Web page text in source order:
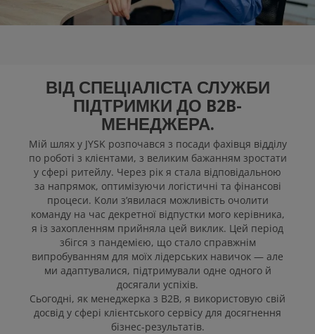
JYSK SUOMI ON
GREAT PLACE TO
Відкриті вакансії
ВІД СПЕЦІАЛІСТА СЛУЖБИ
ПІДТРИМКИ ДО B2B-
МЕНЕДЖЕРА.
Мій шлях у JYSK розпочався з посади фахівця відділу
по роботі з клієнтами, з великим бажанням зростати
у сфері ритейлу. Через рік я стала відповідальною
за напрямок, оптимізуючи логістичні та фінансові
процеси. Коли з’явилася можливість очолити
команду на час декретної відпустки мого керівника,
я із захопленням прийняла цей виклик. Цей період
збігся з пандемією, що стало справжнім
випробуванням для моїх лідерських навичок — але
ми адаптувалися, підтримували одне одного й
досягали успіхів.
Сьогодні, як менеджерка з B2B, я використовую свій
досвід у сфері клієнтського сервісу для досягнення
бізнес-результатів.